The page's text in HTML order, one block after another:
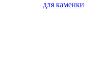
для каменки